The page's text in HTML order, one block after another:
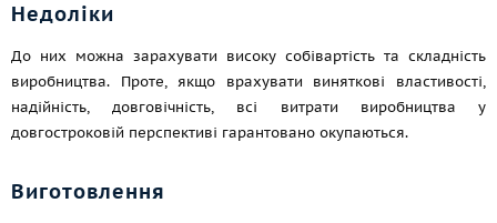
Недоліки
До них можна зарахувати високу собівартість та складність
виробництва. Проте, якщо врахувати виняткові властивості,
надійність, довговічність, всі витрати виробництва у
довгостроковій перспективі гарантовано окупаються.
Виготовлення